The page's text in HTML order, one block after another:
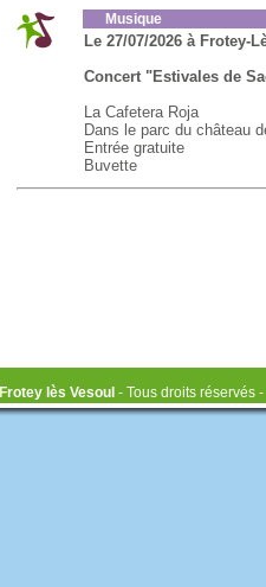
Musique
Le 27/07/2026 à Frotey-
Concert "Estivales de
La Cafetera Roja
Dans le parc du château
Entrée gratuite
Buvette
Frotey lès Vesoul - Tous droits réservés